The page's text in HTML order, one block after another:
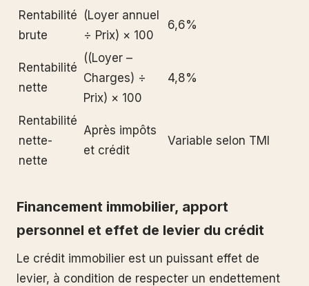
Rentabilité
brute
(Loyer annuel
÷ Prix) × 100
6,6%
Rentabilité
nette
((Loyer –
Charges) ÷
Prix) × 100
4,8%
Rentabilité
nette-
nette
Après impôts
et crédit
Variable selon TMI
Financement immobilier, apport
personnel et effet de levier du crédit
Le crédit immobilier est un puissant effet de
levier, à condition de respecter un endettement